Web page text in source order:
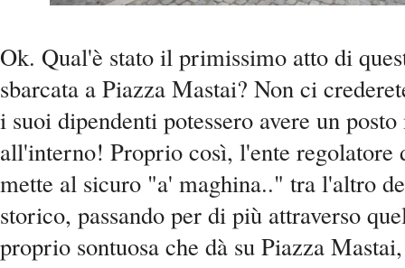
Ok. Qual'è stato il primissimo atto di
sbarcata a Piazza Mastai? Non ci
i suoi dipendenti potessero avere un
all'interno! Proprio così, l'ente regolatore
mette al sicuro "a' maghina.." tra l'altro
storico, passando per di più attraverso
proprio sontuosa che dà su Piazza